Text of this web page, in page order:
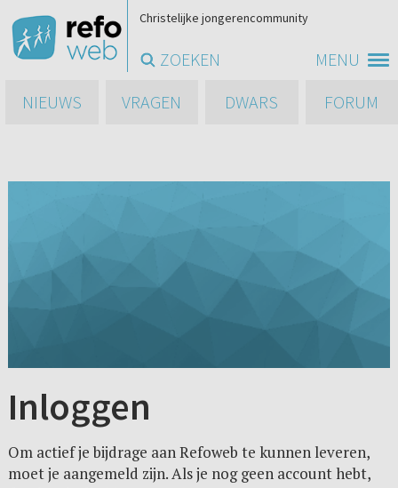
MENU
Christelijke jongerencommunity
ZOEKEN
NIEUWS
VRAGEN DWARS FORUM
Inloggen
Om actief je bijdrage aan Refoweb te kunnen leveren,
moet je aangemeld zijn. Als je nog geen account hebt,